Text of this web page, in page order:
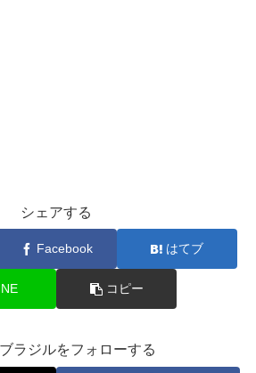
シェアする
Facebook はてブ
コピー
ラジルをフォローする